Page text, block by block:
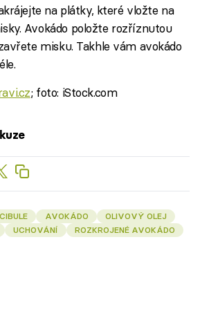
na plátky, které vložte na
Avokádo položte rozříznutou
misku. Takhle vám avokádo
; foto: iStock.com
CIBULE AVOKÁDO
OLIVOVÝ OLEJ
UCHOVÁNÍ
ROZKROJENÉ AVOKÁDO